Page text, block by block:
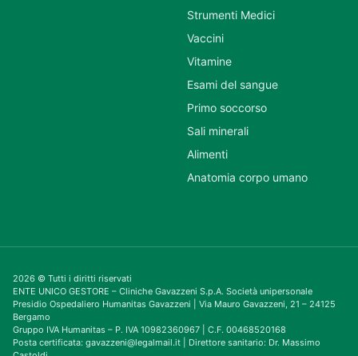
Strumenti Medici
Vaccini
Vitamine
Esami del sangue
Primo soccorso
Sali minerali
Alimenti
Anatomia corpo umano
2026 © Tutti i diritti riservati
ENTE UNICO GESTORE – Cliniche Gavazzeni S.p.A. Società unipersonale
Presidio Ospedaliero Humanitas Gavazzeni | Via Mauro Gavazzeni, 21 – 24125
Bergamo
Gruppo IVA Humanitas – P. IVA 10982360967 | C.F. 00468520168
Posta certificata: gavazzeni@legalmail.it | Direttore sanitario: Dr. Massimo